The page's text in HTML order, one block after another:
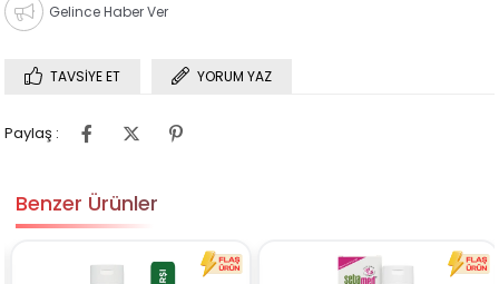
Gelince Haber Ver
TAVSIYE ET YORUM YAZ
Paylaş :
Benzer Ürünler